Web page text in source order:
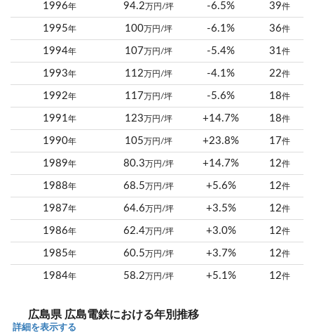
1996年 94.2万円/坪 -6.5% 39件
1995年 100万円/坪 -6.1% 36件
1994年 107万円/坪 -5.4% 31件
1993年 112万円/坪 -4.1% 22件
1992年 117万円/坪 -5.6% 18件
1991年 123万円/坪 +14.7% 18件
1990年 105万円/坪 +23.8% 17件
1989年 80.3万円/坪 +14.7% 12件
1988年 68.5万円/坪 +5.6% 12件
1987年 64.6万円/坪 +3.5% 12件
1986年 62.4万円/坪 +3.0% 12件
1985年 60.5万円/坪 +3.7% 12件
1984年 58.2万円/坪 +5.1% 12件
広島県 広島電鉄における年別推移
詳細を表示する